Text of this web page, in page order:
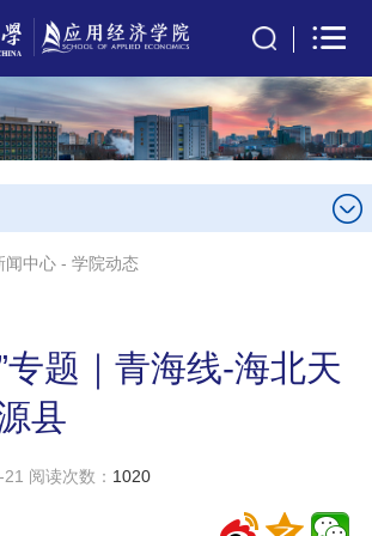
闻中心 -学院动态
专题｜青海线-海北天
县
阅读次数： 1020